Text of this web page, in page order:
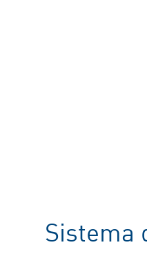
Sistema